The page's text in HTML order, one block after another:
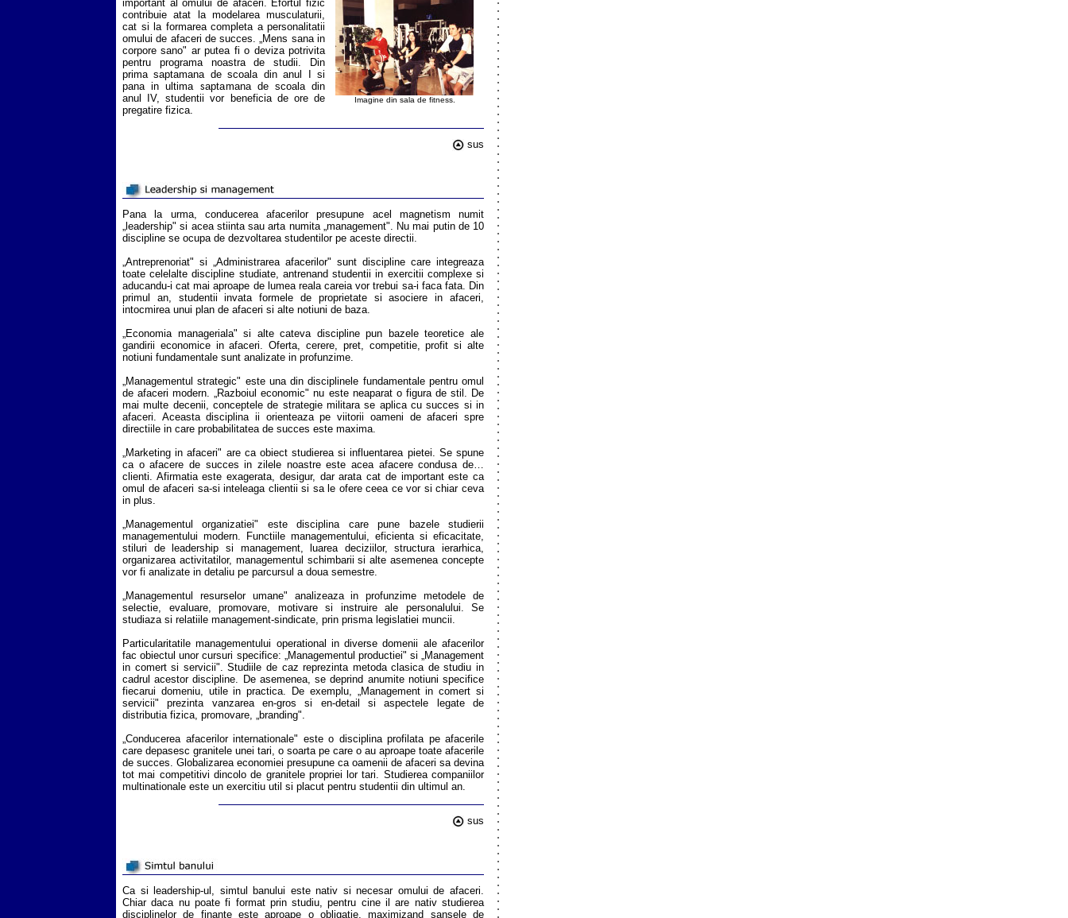
important al omului de afaceri. Efortul fizic
contribuie atat la modelarea musculaturii,
cat si la formarea completa a personalitatii
omului de afaceri de succes. „Mens sana in
corpore sano" ar putea fi o deviza potrivita
pentru programa noastra de studii. Din
prima saptamana de scoala din anul I si
pana in ultima saptamana de scoala din
anul IV, studentii vor beneficia de ore de
pregatire fizica.
Imagine din sala de fitness.
sus
Pana la urma, conducerea afacerilor presupune acel magnetism numit
„leadership" si acea stiinta sau arta numita „management". Nu mai putin de 10
discipline se ocupa de dezvoltarea studentilor pe aceste directii.
„Antreprenoriat" si „Administrarea afacerilor" sunt discipline care integreaza
toate celelalte discipline studiate, antrenand studentii in exercitii complexe si
aducandu-i cat mai aproape de lumea reala careia vor trebui sa-i faca fata. Din
primul an, studentii invata formele de proprietate si asociere in afaceri,
intocmirea unui plan de afaceri si alte notiuni de baza.
„Economia manageriala" si alte cateva discipline pun bazele teoretice ale
gandirii economice in afaceri. Oferta, cerere, pret, competitie, profit si alte
notiuni fundamentale sunt analizate in profunzime.
„Managementul strategic" este una din disciplinele fundamentale pentru omul
de afaceri modern. „Razboiul economic" nu este neaparat o figura de stil. De
mai multe decenii, conceptele de strategie militara se aplica cu succes si in
afaceri. Aceasta disciplina ii orienteaza pe viitorii oameni de afaceri spre
directiile in care probabilitatea de succes este maxima.
„Marketing in afaceri" are ca obiect studierea si influentarea pietei. Se spune
ca o afacere de succes in zilele noastre este acea afacere condusa de…
clienti. Afirmatia este exagerata, desigur, dar arata cat de important este ca
omul de afaceri sa-si inteleaga clientii si sa le ofere ceea ce vor si chiar ceva
in plus.
„Managementul organizatiei" este disciplina care pune bazele studierii
managementului modern. Functiile managementului, eficienta si eficacitate,
stiluri de leadership si management, luarea deciziilor, structura ierarhica,
organizarea activitatilor, managementul schimbarii si alte asemenea concepte
vor fi analizate in detaliu pe parcursul a doua semestre.
„Managementul resurselor umane" analizeaza in profunzime metodele de
selectie, evaluare, promovare, motivare si instruire ale personalului. Se
studiaza si relatiile management-sindicate, prin prisma legislatiei muncii.
Particularitatile managementului operational in diverse domenii ale afacerilor
fac obiectul unor cursuri specifice: „Managementul productiei" si „Management
in comert si servicii". Studiile de caz reprezinta metoda clasica de studiu in
cadrul acestor discipline. De asemenea, se deprind anumite notiuni specifice
fiecarui domeniu, utile in practica. De exemplu, „Management in comert si
servicii" prezinta vanzarea en-gros si en-detail si aspectele legate de
distributia fizica, promovare, „branding".
„Conducerea afacerilor internationale" este o disciplina profilata pe afacerile
care depasesc granitele unei tari, o soarta pe care o au aproape toate afacerile
de succes. Globalizarea economiei presupune ca oamenii de afaceri sa devina
tot mai competitivi dincolo de granitele propriei lor tari. Studierea companiilor
multinationale este un exercitiu util si placut pentru studentii din ultimul an.
sus
Ca si leadership-ul, simtul banului este nativ si necesar omului de afaceri.
Chiar daca nu poate fi format prin studiu, pentru cine il are nativ studierea
disciplinelor de finante este aproape o obligatie, maximizand sansele de